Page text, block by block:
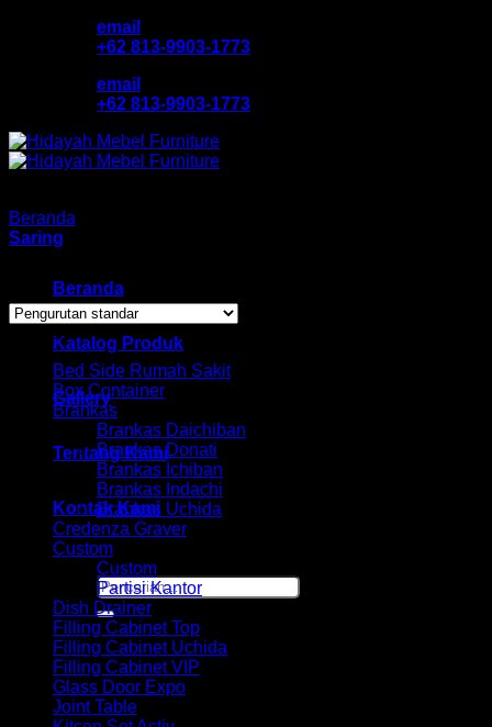
email
+62 813-9903-1773
email
+62 813-9903-1773
Beranda
Katalog Produk
Gallery
Tentang Kami
Kontak Kami
Pencarian
untuk:
Beranda
Saring
Browse
Bed Side Rumah Sakit
Box Container
Brankas
Brankas Daichiban
Brankas Donati
Brankas Ichiban
Brankas Indachi
Brankas Uchida
Credenza Graver
Custom
Custom
Partisi Kantor
Dish Drainer
Filling Cabinet Top
Filling Cabinet Uchida
Filling Cabinet VIP
Glass Door Expo
Joint Table